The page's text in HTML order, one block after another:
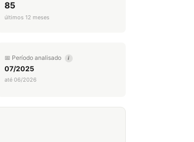
85
últimos 12 meses
📅 Período analisado i
07/2025
até 06/2026